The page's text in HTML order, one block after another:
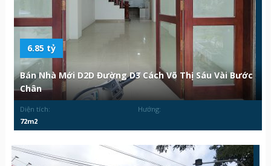
6.85 tỷ
Bán Nhà Mới D2D Đường D3 Cách Võ Thị Sáu Vài Bước
Chân
Diện tích:
72m2
Hướng: